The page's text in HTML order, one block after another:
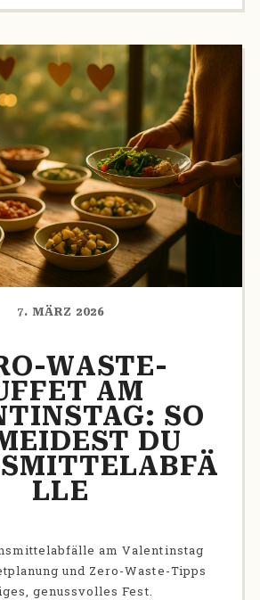
7. MÄRZ 2026
WASTE-
AM
SO
DU
LLE
am Valentinstag
und Zero-Waste-Tipps
genussvolles Fest.